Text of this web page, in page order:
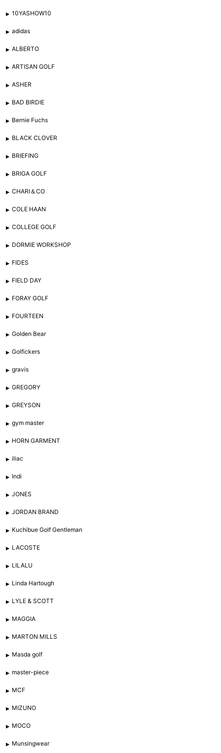
10YASHOW10
adidas
ALBERTO
ARTISAN GOLF
ASHER
BAD BIRDIE
Bernie Fuchs
BLACK CLOVER
BRIEFING
BRIGA GOLF
CHARI＆CO
COLE HAAN
COLLEGE GOLF
DORMIE WORKSHOP
FIDES
FIELD DAY
FORAY GOLF
FOURTEEN
Golden Bear
Golfickers
gravis
GREGORY
GREYSON
gym master
HORN GARMENT
iliac
Indi
JONES
JORDAN BRAND
Kuchibue Golf Gentleman
LACOSTE
LILALU
Linda Hartough
LYLE & SCOTT
MAGGIA
MARTON MILLS
Masda golf
master-piece
MCF
MIZUNO
MOCO
Munsingwear